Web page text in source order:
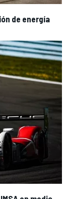
de energía